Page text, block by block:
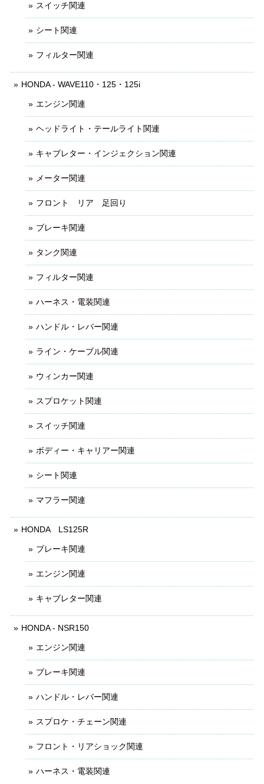
スイッチ関連
シート関連
フィルター関連
HONDA - WAVE110・125・125i
エンジン関連
ヘッドライト・テールライト関連
キャブレター・インジェクション関連
メーター関連
フロント リア 足回り
ブレーキ関連
タンク関連
フィルター関連
ハーネス・電装関連
ハンドル・レバー関連
ライン・ケーブル関連
ウィンカー関連
スプロケット関連
スイッチ関連
ボディー・キャリアー関連
シート関連
マフラー関連
HONDA LS125R
ブレーキ関連
エンジン関連
キャブレター関連
HONDA - NSR150
エンジン関連
ブレーキ関連
ハンドル・レバー関連
スプロケ・チェーン関連
フロント・リアショック関連
ハーネス・電装関連